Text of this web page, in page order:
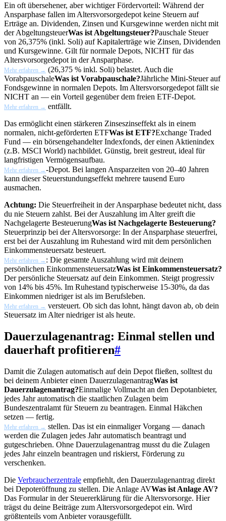
Ein oft übersehener, aber wichtiger Fördervorteil: Während der
Ansparphase fallen im Altersvorsorgedepot keine Steuern auf
Erträge an. Dividenden, Zinsen und Kursgewinne werden nicht mit
derAbgeltungsteuerWas ist Abgeltungsteuer?Pauschale Steuer
von 26,375% (inkl. Soli) auf Kapitalerträge wie Zinsen, Dividenden
und Kursgewinne. Gilt für normale Depots, NICHT für das
Altersvorsorgedepot in der Ansparphase.
Mehr erfahren → (26,375 % inkl. Soli) belastet. Auch die
VorabpauschaleWas ist Vorabpauschale?Jährliche Mini-Steuer auf
Fondsgewinne in normalen Depots. Im Altersvorsorgedepot fällt sie
NICHT an — ein Vorteil gegenüber dem freien ETF-Depot.
Mehr erfahren → entfällt.
Das ermöglicht einen stärkeren Zinseszinseffekt als in einem
normalen, nicht-geförderten ETFWas ist ETF?Exchange Traded
Fund — ein börsengehandelter Indexfonds, der einen Aktienindex
(z.B. MSCI World) nachbildet. Günstig, breit gestreut, ideal für
langfristigen Vermögensaufbau.
Mehr erfahren →-Depot. Bei langen Ansparzeiten von 20–40 Jahren
kann dieser Steuerstundungseffekt mehrere tausend Euro
ausmachen.
Achtung: Die Steuerfreiheit in der Ansparphase bedeutet nicht, dass
du nie Steuern zahlst. Bei der Auszahlung im Alter greift die
Nachgelagerte BesteuerungWas ist Nachgelagerte Besteuerung?
Steuerprinzip bei der Altersvorsorge: In der Ansparphase steuerfrei,
erst bei der Auszahlung im Ruhestand wird mit dem persönlichen
Einkommensteuersatz besteuert.
Mehr erfahren → : Die gesamte Auszahlung wird mit deinem
persönlichen EinkommensteuersatzWas ist Einkommensteuersatz?
Der persönliche Steuersatz auf dein Einkommen. Steigt progressiv
von 14% bis 45%. Im Ruhestand typischerweise 15-30%, da das
Einkommen niedriger ist als im Berufsleben.
Mehr erfahren → versteuert. Ob sich das lohnt, hängt davon ab, ob dein
Steuersatz im Alter niedriger ist als heute.
Dauerzulagenantrag: Einmal stellen und
dauerhaft profitieren#
Damit die Zulagen automatisch auf dein Depot fließen, solltest du
bei deinem Anbieter einen DauerzulagenantragWas ist
Dauerzulagenantrag?Einmalige Vollmacht an den Depotanbieter,
jedes Jahr automatisch die staatlichen Zulagen beim
Bundeszentralamt für Steuern zu beantragen. Einmal Häkchen
setzen — fertig.
Mehr erfahren → stellen. Das ist ein einmaliger Vorgang — danach
werden die Zulagen jedes Jahr automatisch beantragt und
gutgeschrieben. Ohne Dauerzulagenantrag musst du die Zulagen
jedes Jahr einzeln beantragen und riskierst, Förderung zu
verschenken.
Die Verbraucherzentrale empfiehlt, den Dauerzulagenantrag direkt
bei Depoteröffnung zu stellen. Die Anlage AVWas ist Anlage AV?
Das Formular in der Steuererklärung für die Altersvorsorge. Hier
trägst du deine Beiträge zum Altersvorsorgedepot ein. Wird
größtenteils vom Anbieter vorausgefüllt.